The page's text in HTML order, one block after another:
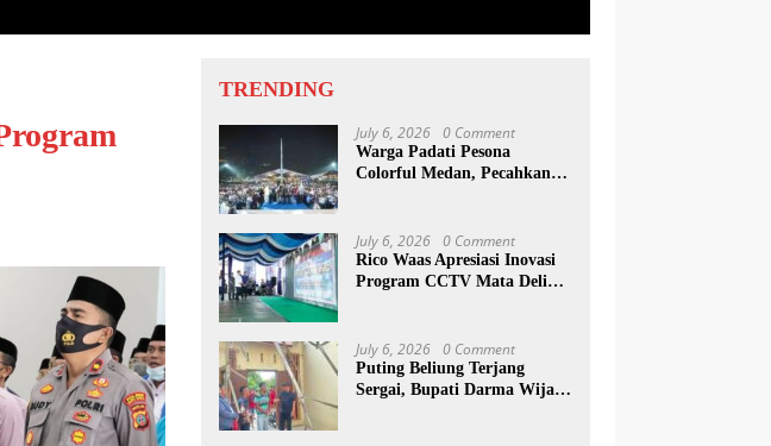
TRENDING
July 6, 2026 0 Comment
Warga Padati Pesona
Colorful Medan, Pecahkan
July 6, 2026 0 Comment
Rico Waas Apresiasi Inovasi
Program CCTV Mata Deli
July 6, 2026 0 Comment
Puting Beliung Terjang
Sergai, Bupati Darma Wijaya